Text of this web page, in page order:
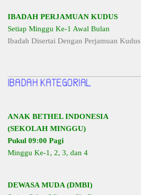
IBADAH PERJAMUAN KUDUS
Setiap Minggu Ke-1 Awal Bulan
Ibadah Disertai Dengan Perjamuan Kudus
ANAK BETHEL INDONESIA
(SEKOLAH MINGGU)
Pukul 09:00 Pagi
Minggu Ke-1, 2, 3, dan 4
DEWASA MUDA (DMBI)